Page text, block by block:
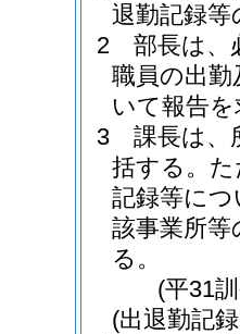
退勤記録
2
部長は、
職員の出
いて報告
3
課長は、
括する。 た
記録等に
該事業所
る。
(平31
(出退勤記